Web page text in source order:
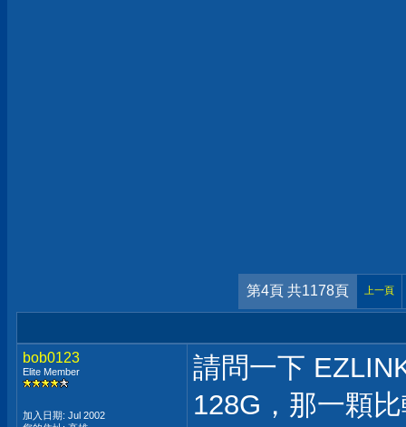
第4頁 共1178頁 上一頁
bob0123
Elite Member
加入日期: Jul 2002
請問一下
128G，那一顆